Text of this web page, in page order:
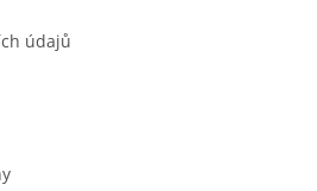
údajů